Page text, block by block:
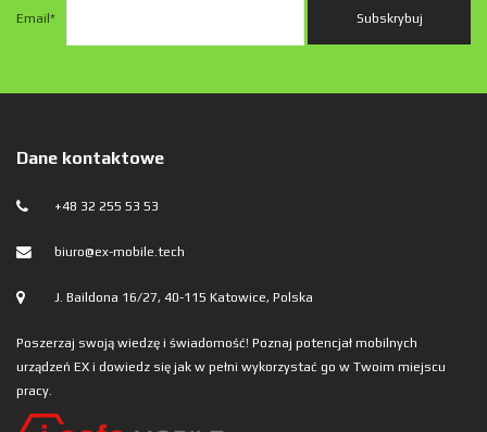
Email *
Dane kontaktowe
+48 32 255 53 53
biuro@ex-mobile.tech
J. Baildona 16/27, 40-115 Katowice, Polska
Poszerzaj swoją wiedzę i świadomość! Poznaj potencjał mobilnych
urządzeń EX i dowiedz się jak w pełni wykorzystać go w Twoim miejscu
pracy.